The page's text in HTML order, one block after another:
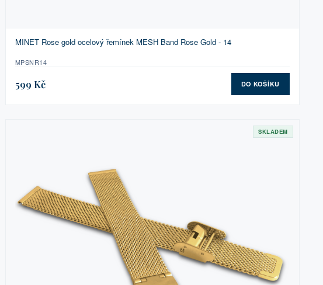
MINET Rose gold ocelový řemínek MESH Band Rose Gold - 14
MPSNR14
599 Kč DO KOŠÍKU
SKLADEM